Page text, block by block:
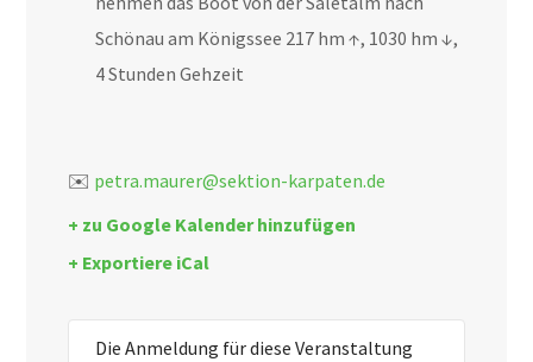
Schönau am Königssee 217 hm ↑, 1030 hm ↓,
4 Stunden Gehzeit
✉️ petra.maurer@sektion-karpaten.de
+ zu Google Kalender hinzufügen
+ Exportiere iCal
Die Anmeldung für diese Veranstaltung